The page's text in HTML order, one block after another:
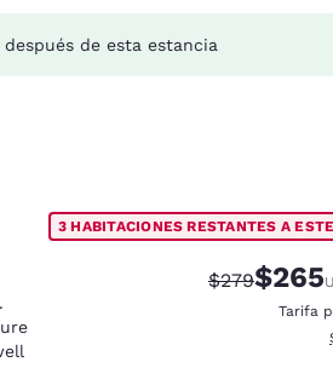
después de esta estancia
3 HABITACIONES RESTANTES A
Precio
$279Precio
$265
Tarifa